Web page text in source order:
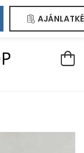
Regisztráció